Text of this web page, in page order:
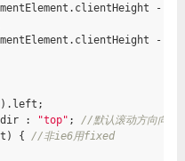
-
-
dir : "top" ; //默认滚动方向向下
{ //非ie6用fixed